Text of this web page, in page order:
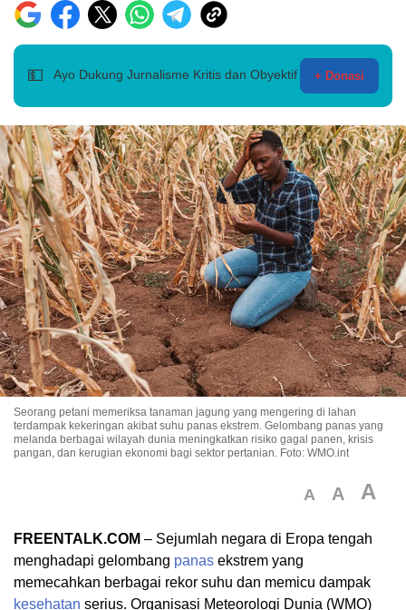
💵 Ayo Dukung Jurnalisme Kritis dan Obyektif + Donasi
Seorang petani memeriksa tanaman jagung yang mengering di lahan
terdampak kekeringan akibat suhu panas ekstrem. Gelombang panas yang
melanda berbagai wilayah dunia meningkatkan risiko gagal panen, krisis
pangan, dan kerugian ekonomi bagi sektor pertanian. Foto: WMO.int
A A A
FREENTALK.COM – Sejumlah negara di Eropa tengah
menghadapi gelombang panas ekstrem yang
memecahkan berbagai rekor suhu dan memicu dampak
kesehatan serius. Organisasi Meteorologi Dunia (WMO)